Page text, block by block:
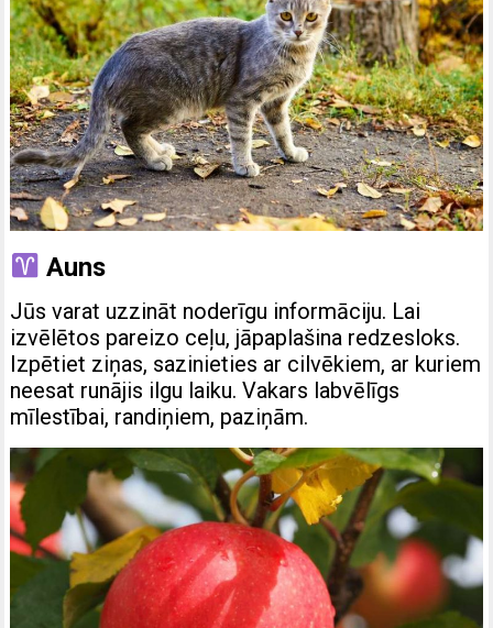
Auns
Jūs varat uzzināt noderīgu informāciju. Lai
izvēlētos pareizo ceļu, jāpaplašina redzesloks.
Izpētiet ziņas, sazinieties ar cilvēkiem, ar kuriem
neesat runājis ilgu laiku. Vakars labvēlīgs
mīlestībai, randiņiem, paziņām.